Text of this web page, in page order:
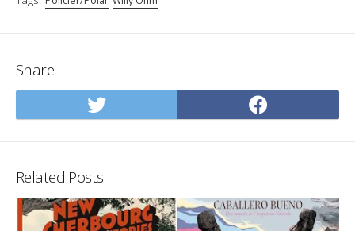
Share
Share
on
on
Related Posts